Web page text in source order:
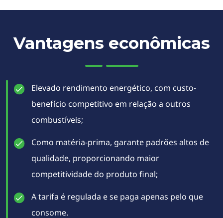
Vantagens econômicas
Elevado rendimento energético, com custo-
benefício competitivo em relação a outros
combustíveis;
Como matéria-prima, garante padrões altos de
qualidade, proporcionando maior
competitividade do produto final;
A tarifa é regulada e se paga apenas pelo que
consome.